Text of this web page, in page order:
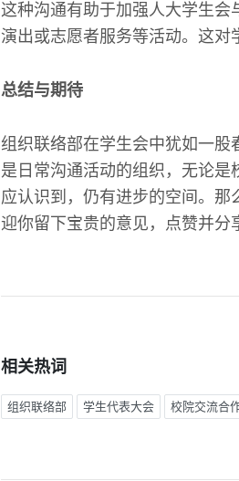
这种沟通有助于加强人大学生
演出或志愿者服务等活动。这对
总结与期待
组织联络部在学生会中犹如一
是日常沟通活动的组织，无论
应认识到，仍有进步的空间。
迎你留下宝贵的意见，点赞并分
相关热词
组织联络部 学生代表大会 校院交流合